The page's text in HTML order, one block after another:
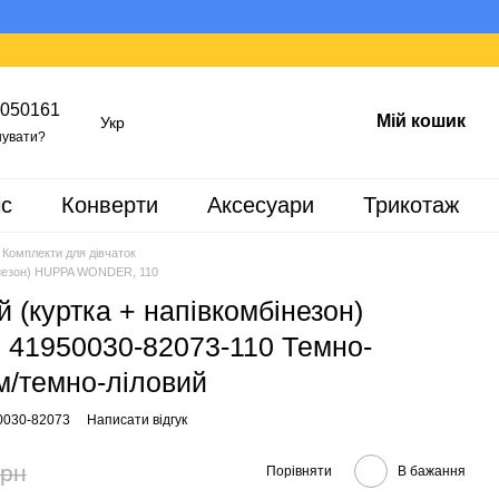
Укр Мій кошик
Конверти Аксесуари Трикотаж
Комплекти для дівчаток
HUPPA WONDER, 110
+ напівкомбінезон)
41950030-82073-110 Темно-
темно-лілoвий
82073 Написати відгук
Порівняти В бажання